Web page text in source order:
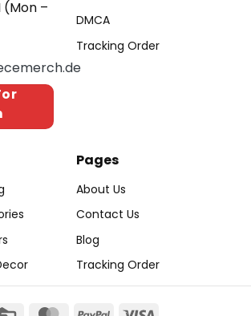
(Mon –
DMCA
Tracking Order
Pages
About Us
Contact Us
Blog
Tracking Order